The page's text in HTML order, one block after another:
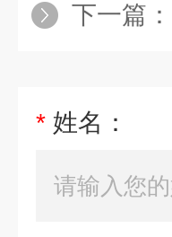
下一篇：
* 姓名：